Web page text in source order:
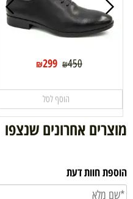
₪450
₪299
הוסף לסל
מוצרים אחרונים שנצפו
הוספת חוות דעת